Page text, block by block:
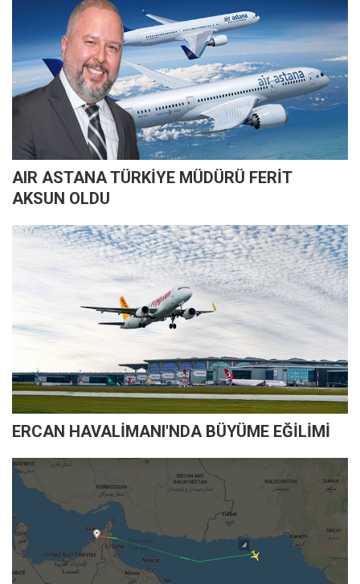
AIR ASTANA TÜRKİYE MÜDÜRÜ FERİT
AKSUN OLDU
ERCAN HAVALİMANI'NDA BÜYÜME EĞİLİMİ